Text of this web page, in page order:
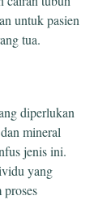
untuk pasien
tua.
diperlukan
mineral
jenis ini.
yang
proses